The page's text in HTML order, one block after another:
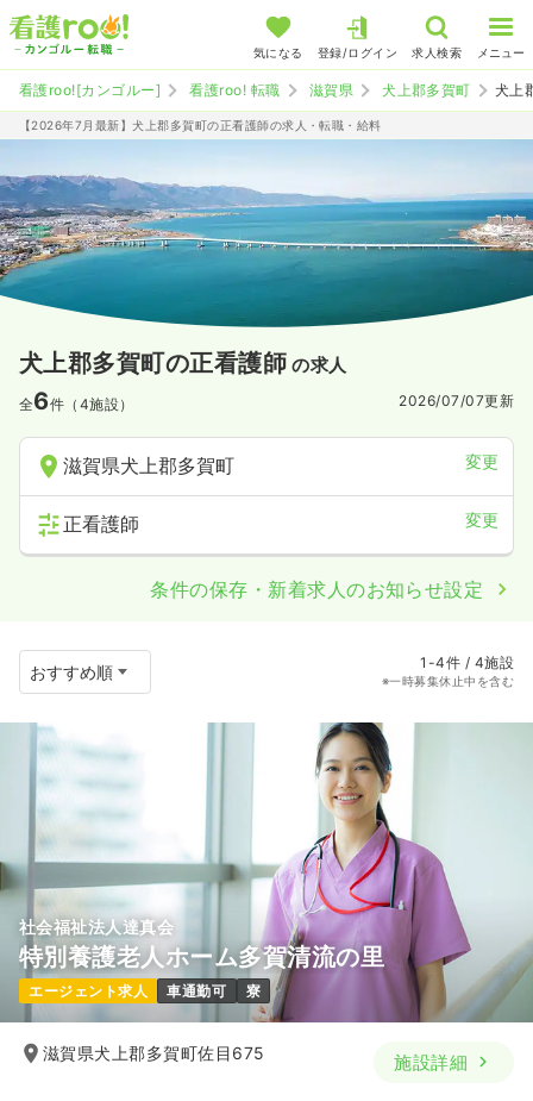
気になる 登録/ログイン 求人検索 メニュー
看護roo![カンゴルー] 看護roo! 転職 滋賀県 犬上郡多賀町 犬上
【2026年7月最新】犬上郡多賀町の正看護師の求人・転職・給料
犬上郡多賀町の正看護師 の求人
全6件（4施設） 2026/07/07更新
滋賀県犬上郡多賀町 変更
正看護師 変更
条件の保存・新着求人のお知らせ設定
1-4件 / 4施設
※一時募集休止中を含む
社会福祉法人達真会
特別養護老人ホーム多賀清流の里
エージェント求人 車通勤可 寮
滋賀県犬上郡多賀町佐目675 施設詳細